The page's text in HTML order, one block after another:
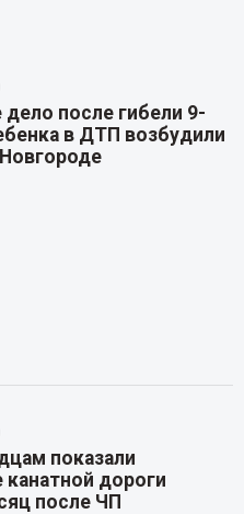
дело после гибели 9-
в ДТП возбудили
показали
канатной дороги
после ЧП